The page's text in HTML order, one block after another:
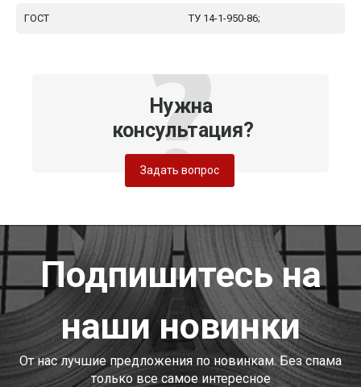
ГОСТ ТУ 14-1-950-86;
Нужна
консультация?
Задать вопрос
Подпишитесь на
наши новинки
От нас лучшие предложения по новинкам. Без спама
только все самое интересное